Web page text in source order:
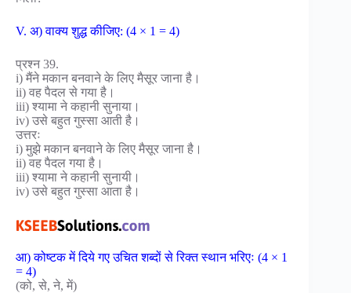
V. अ) वाक्य शुद्ध कीजिए: (4 × 1 = 4)
प्रश्न 39.
i) मैंने मकान बनवाने के लिए मैसूर जाना है।
ii) वह पैदल से गया है।
iii) श्यामा ने कहानी सुनाया।
iv) उसे बहुत गुस्सा आती है।
उत्तरः
i) मुझे मकान बनवाने के लिए मैसूर जाना है।
ii) वह पैदल गया है।
iii) श्यामा ने कहानी सुनायी।
iv) उसे बहुत गुस्सा आता है।
आ) कोष्टक में दिये गए उचित शब्दों से रिक्त स्थान भरिएः (4 × 1
= 4)
(को, से, ने, में)